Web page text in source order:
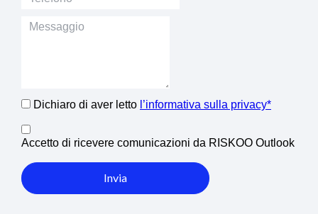
Dichiaro di aver letto l’informativa sulla privacy*
Accetto di ricevere comunicazioni da RISKOO Outlook
Invia